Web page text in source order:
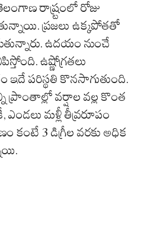
రాష్ర్టంలో రోజు
ప్ర‌జ‌లు ఉక్క‌పోత‌తో
ఉద‌యం నుంచే
ఉష్ణోగ్ర‌త‌లు
ఇదే ప‌రిస్థ‌తి కొన‌సాగుతుంది.
వర్షాల వల్ల కొంత
మళ్లీ తీవ్రరూపం
కంటే 3 డిగ్రీల వరకు అధిక